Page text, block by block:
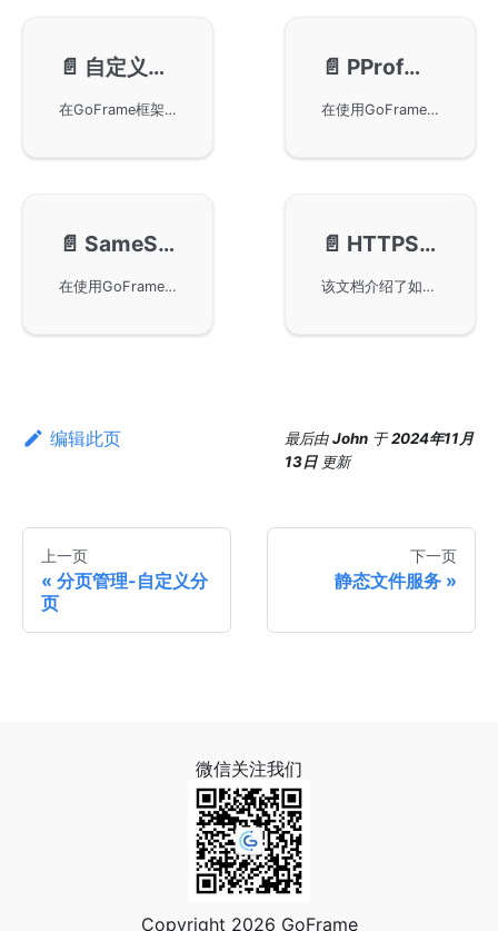
📄️ 自定义状态码处理
在GoFrame框架中实现自定义状态码处理。通过使用BindStatusHandler方法，开发者可以为WebServer指定的状态码如404、403、500等进行自定义处理，包括展示自定义错误信息或页面内容，以及实现错误页面的重定向。示例代码演示了如何进行基本设置和批量状态码处理。
📄️ PProf服务性能分析
在使用GoFrame框架搭建的Web Server中利用pprof工具进行性能分析。GoFrame框架集成了pprof，可以借助EnablePProf方法便捷开启性能分析功能，并探讨了如何设置独立的PProf Server，以有效监控内存使用、goroutine行为及CPU性能等关键指标，同时提供具体命令行示例与解析。
📄️ SameSite设置
在使用GoFrame框架构建的服务器中设置SameSite属性。通过详细的代码例子，您可以学习如何配置SameSite以确保cookie安全性，尤其是在chrome89及以上版本中处理不同协议的跨站请求。
📄️ HTTPServer-监控指标
该文档介绍了如何在GoFrame框架中启用HTTP Server的监控指标功能，提供了详细的指标和属性列表，帮助用户实现HTTP服务器性能的监控与优化。通过启用metric特性，可以跟踪请求执行时间、请求总数以及传输字节大小等关键性能指标。
编辑此页 最后由John 于2024年11月
13日 更新
上一页
分页管理-自定义分
页
下一页
静态文件服务
微信关注我们
Copyright 2026 GoFrame